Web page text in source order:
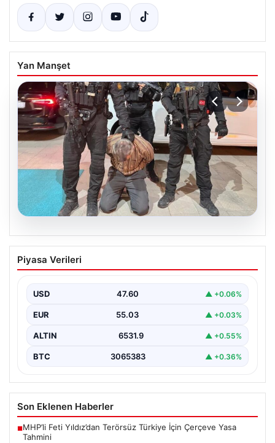
Yan Manşet
05.08.2026
FETÖ’nün Marmaris Suikast Planındaki
Teröristin Detaylı İfadesi Gün yüzüne
15 Temmuz 2016 darbe girişimi sırasında
planlanan suikast girişiminin…
Piyasa Verileri
USD 47.60 ▲ +0.06%
EUR 55.03 ▲ +0.03%
ALTIN 6531.9 ▲ +0.55%
BTC 3065383 ▲ +0.36%
Son Eklenen Haberler
■MHP’li Feti Yıldız’dan Terörsüz Türkiye İçin Çerçeve Yasa
Tahmini